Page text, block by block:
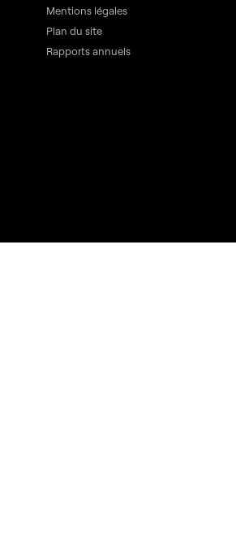
Mentions légales
Plan du site
Rapports annuels